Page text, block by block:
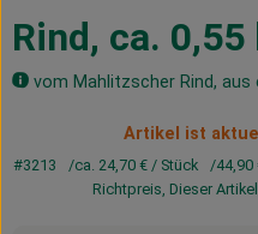
Lieferservice
Neues vom Hof
Rind, ca. 0,55
vom Mahlitzscher Rind, aus
Artikel ist
#3213 ca. 24,70 € / Stück 44,90
Richtpreis, Dieser